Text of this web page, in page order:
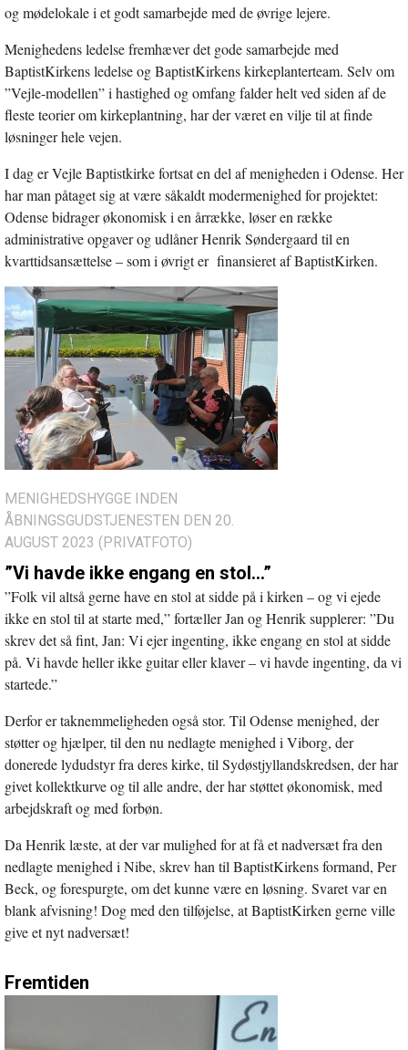
og mødelokale i et godt samarbejde med de øvrige lejere.
Menighedens ledelse fremhæver det gode samarbejde med
BaptistKirkens ledelse og BaptistKirkens kirkeplanterteam. Selv om
”Vejle-modellen” i hastighed og omfang falder helt ved siden af de
fleste teorier om kirkeplantning, har der været en vilje til at finde
løsninger hele vejen.
I dag er Vejle Baptistkirke fortsat en del af menigheden i Odense. Her
har man påtaget sig at være såkaldt modermenighed for projektet:
Odense bidrager økonomisk i en årrække, løser en række
administrative opgaver og udlåner Henrik Søndergaard til en
kvarttidsansættelse – som i øvrigt er finansieret af BaptistKirken.
MENIGHEDSHYGGE INDEN
ÅBNINGSGUDSTJENESTEN DEN 20.
AUGUST 2023 (PRIVATFOTO)
”Vi havde ikke engang en stol…”
”Folk vil altså gerne have en stol at sidde på i kirken – og vi ejede
ikke en stol til at starte med,” fortæller Jan og Henrik supplerer: ”Du
skrev det så fint, Jan: Vi ejer ingenting, ikke engang en stol at sidde
på. Vi havde heller ikke guitar eller klaver – vi havde ingenting, da vi
startede.”
Derfor er taknemmeligheden også stor. Til Odense menighed, der
støtter og hjælper, til den nu nedlagte menighed i Viborg, der
donerede lydudstyr fra deres kirke, til Sydøstjyllandskredsen, der har
givet kollektkurve og til alle andre, der har støttet økonomisk, med
arbejdskraft og med forbøn.
Da Henrik læste, at der var mulighed for at få et nadversæt fra den
nedlagte menighed i Nibe, skrev han til BaptistKirkens formand, Per
Beck, og forespurgte, om det kunne være en løsning. Svaret var en
blank afvisning! Dog med den tilføjelse, at BaptistKirken gerne ville
give et nyt nadversæt!
Fremtiden